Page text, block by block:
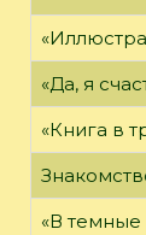
«Да, я
«Книга в
«В